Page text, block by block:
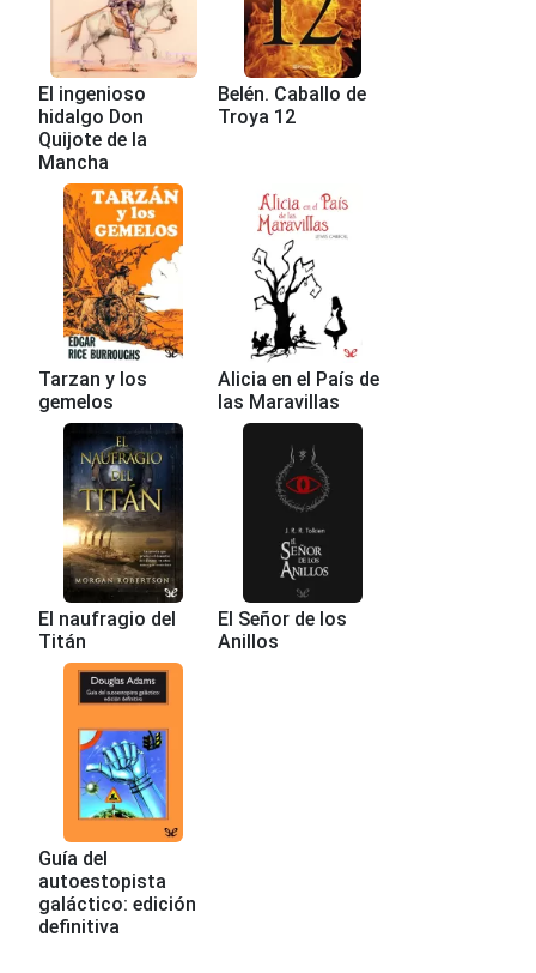
El ingenioso
hidalgo Don
Quijote de la
Mancha
Belén. Caballo de
Troya 12
Tarzan y los
gemelos
Alicia en el País de
las Maravillas
El naufragio del
Titán
El Señor de los
Anillos
Guía del
autoestopista
galáctico: edición
definitiva